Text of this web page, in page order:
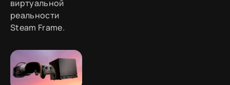
виртуальной
реальности
Steam Frame.